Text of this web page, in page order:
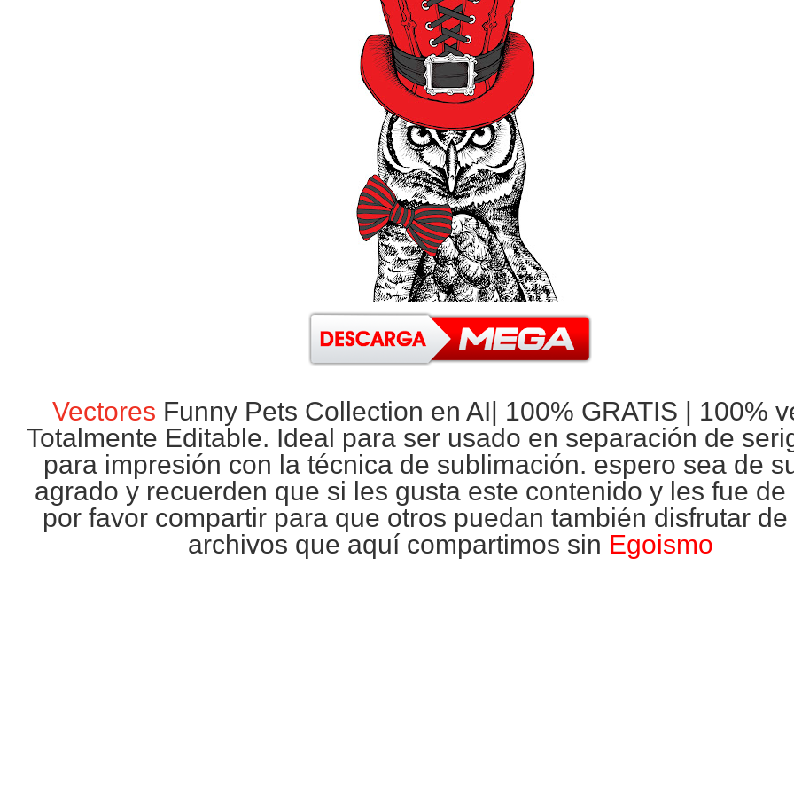
Vectores Funny Pets Collection en AI| 100% GRATIS | 100%
Totalmente Editable. Ideal para ser usado en separación de
para impresión con la técnica de sublimación. espero sea de
agrado y recuerden que si les gusta este contenido y les fue de
por favor compartir para que otros puedan también disfrutar de
archivos que aquí compartimos sin Egoismo